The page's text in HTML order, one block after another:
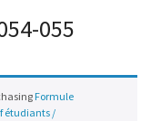
055
Formule
étudiants /